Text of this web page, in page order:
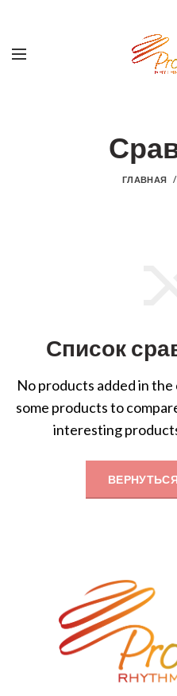
ГЛАВНАЯ
Список
No products added in the
some products to
interesting